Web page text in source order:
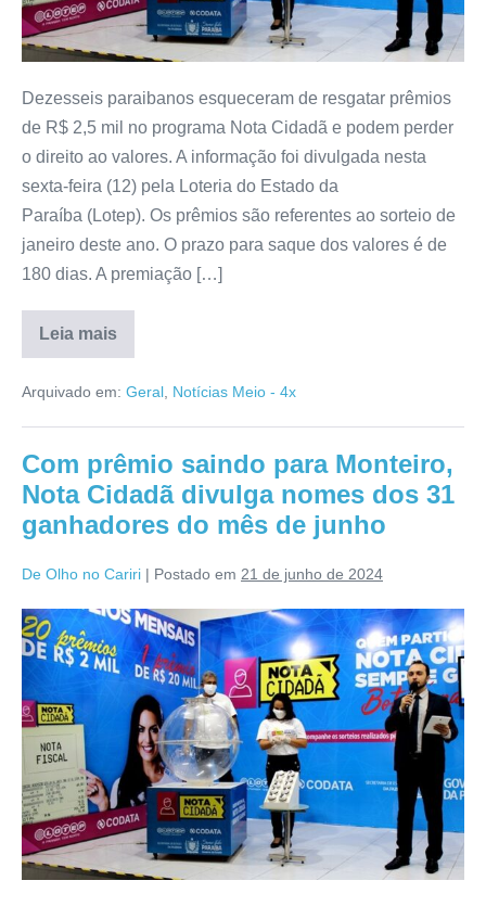
Dezesseis paraibanos esqueceram de resgatar prêmios
de R$ 2,5 mil no programa Nota Cidadã e podem perder
o direito ao valores. A informação foi divulgada nesta
sexta-feira (12) pela Loteria do Estado da
Paraíba (Lotep). Os prêmios são referentes ao sorteio de
janeiro deste ano. O prazo para saque dos valores é de
180 dias. A premiação […]
Leia mais
Arquivado em: Geral Notícias Meio - 4x
Com prêmio saindo para Monteiro,
Nota Cidadã divulga nomes dos 31
ganhadores do mês de junho
De Olho no Cariri | Postado em 21 de junho de 2024